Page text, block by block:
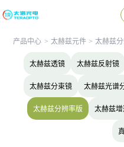
产品中心 > 太赫兹元件 > 太赫兹
太赫兹透镜 太赫兹反射镜
太赫兹分束镜 太赫兹光谱
太赫兹分辨率版 太赫兹